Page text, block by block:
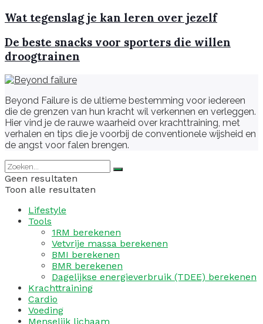
Wat tegenslag je kan leren over jezelf
De beste snacks voor sporters die willen
droogtrainen
Beyond Failure is de ultieme bestemming voor iedereen
die de grenzen van hun kracht wil verkennen en verleggen.
Hier vind je de rauwe waarheid over krachttraining, met
verhalen en tips die je voorbij de conventionele wijsheid en
de angst voor falen brengen.
Geen resultaten
Toon alle resultaten
Lifestyle
Tools
1RM berekenen
Vetvrije massa berekenen
BMI berekenen
BMR berekenen
Dagelijkse energieverbruik (TDEE) berekenen
Krachttraining
Cardio
Voeding
Menselijk lichaam